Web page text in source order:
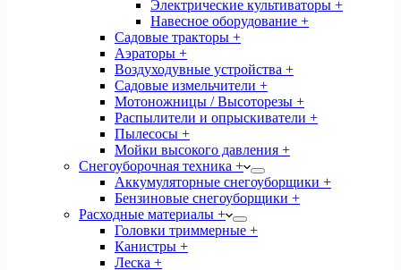
Электрические культиваторы +
Навесное оборудование +
Садовые тракторы +
Аэраторы +
Воздуходувные устройства +
Садовые измельчители +
Мотоножницы / Высоторезы +
Распылители и опрыскиватели +
Пылесосы +
Мойки высокого давления +
Снегоуборочная техника +
Аккумуляторные снегоуборщики +
Бензиновые снегоуборщики +
Расходные материалы +
Головки триммерные +
Канистры +
Леска +